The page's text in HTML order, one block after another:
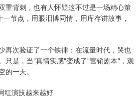
重背刺，也有人怀疑这不过是一场精心策
节点，用眼泪博同情，用库存讲故事，
再次验证了一个铁律：在流量时代，哭也
只是，当"真情实感"变成了"营销剧本"，观
一天。
红演技越来越好